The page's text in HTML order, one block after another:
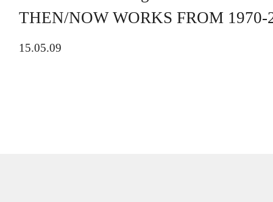
THEN/NOW WORKS FROM 1970-
15.05.09